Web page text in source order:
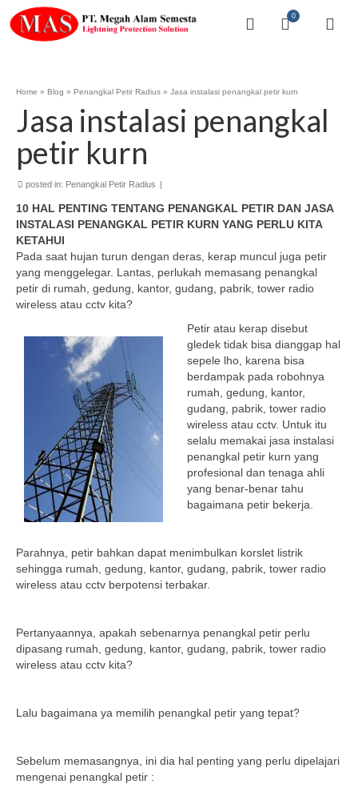
0
Home » Blog » Penangkal Petir Radius » Jasa instalasi penangkal petir kurn
Jasa instalasi penangkal
petir kurn
posted in: Penangkal Petir Radius |
10 HAL PENTING TENTANG PENANGKAL PETIR DAN JASA
INSTALASI PENANGKAL PETIR KURN YANG PERLU KITA
KETAHUI
Pada saat hujan turun dengan deras, kerap muncul juga petir
yang menggelegar. Lantas, perlukah memasang penangkal
petir di rumah, gedung, kantor, gudang, pabrik, tower radio
wireless atau cctv kita?
Petir atau kerap disebut
gledek tidak bisa dianggap hal
sepele lho, karena bisa
berdampak pada robohnya
rumah, gedung, kantor,
gudang, pabrik, tower radio
wireless atau cctv. Untuk itu
selalu memakai jasa instalasi
penangkal petir kurn yang
profesional dan tenaga ahli
yang benar-benar tahu
bagaimana petir bekerja.
Parahnya, petir bahkan dapat menimbulkan korslet listrik
sehingga rumah, gedung, kantor, gudang, pabrik, tower radio
wireless atau cctv berpotensi terbakar.
Pertanyaannya, apakah sebenarnya penangkal petir perlu
dipasang rumah, gedung, kantor, gudang, pabrik, tower radio
wireless atau cctv kita?
Lalu bagaimana ya memilih penangkal petir yang tepat?
Sebelum memasangnya, ini dia hal penting yang perlu dipelajari
mengenai penangkal petir :